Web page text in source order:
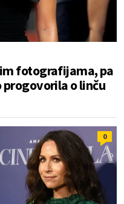
fotografijama, pa
progovorila o linču
0